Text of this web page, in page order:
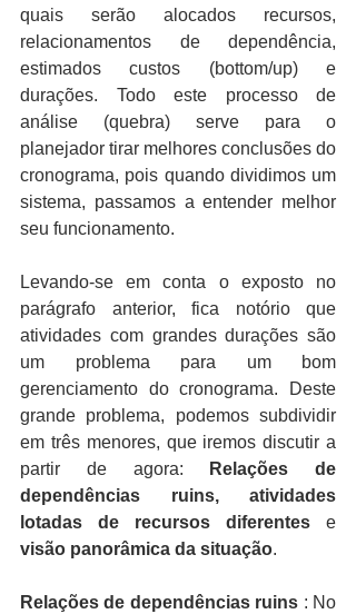
quais serão alocados recursos,
relacionamentos de dependência,
estimados custos (bottom/up) e
durações. Todo este processo de
análise (quebra) serve para o
planejador tirar melhores conclusões do
cronograma, pois quando dividimos um
sistema, passamos a entender melhor
seu funcionamento.
Levando-se em conta o exposto no
parágrafo anterior, fica notório que
atividades com grandes durações são
um problema para um bom
gerenciamento do cronograma. Deste
grande problema, podemos subdividir
em três menores, que iremos discutir a
partir de agora:
Relações de
dependências ruins, atividades
lotadas de recursos diferentes
visão panorâmica da situação.
Relações de dependências ruins : No